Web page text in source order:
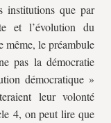
institutions que par
et l’évolution du
même, le préambule
pas la démocratie
démocratique »
leur volonté
4, on peut lire que